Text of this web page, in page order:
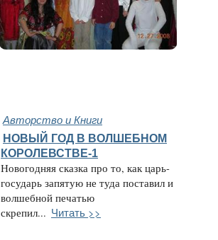
Авторство и Книги
НОВЫЙ ГОД В ВОЛШЕБНОМ
КОРОЛЕВСТВЕ-1
Новогодняя сказка про то, как царь-
государь запятую не туда поставил и
волшебной печатью
скрепил... Читать >>